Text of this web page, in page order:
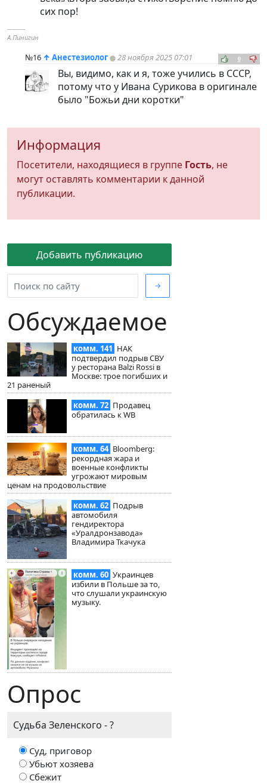
Добавить публикацию
→
Обсуждаемое
комм. 141 НАК
подтвердил подрыв СВУ
у ресторана Balzi Rossi в
Москве: трое погибших и
21 раненый
комм. 72 Продавец
обратилась к WB
комм. 64 Bloomberg:
рекордная жара и
военные конфликты
угрожают мировым
ценам на продовольствие
комм. 62 Подрыв
автомобиля
гендиректора
«Уралдронзавода»
Владимира Ткачука
комм. 60 Украинцев
избили в Польше за то,
что слушали украинскую
музыку.
Опрос
Судьба Зеленского - ?
Суд, приговор
Убьют хозяева
Сбежит
сих пор!
----------
А.Пинигин
№16 ↑ Анестезиолог 28 ноября 2025 07:01 0
Вы, видимо, как и я, тоже учились в СССР,
потому что у Ивана Сурикова в оригинале
было "Божьи дни коротки"
Информация
Посетители, находящиеся в группе Гость, не
могут оставлять комментарии к данной
публикации.